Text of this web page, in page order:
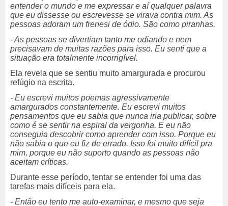
entender o mundo e me expressar e aí qualquer palavra
que eu dissesse ou escrevesse se virava contra mim. As
pessoas adoram um frenesi de ódio. São como piranhas.
- As pessoas se divertiam tanto me odiando e nem
precisavam de muitas razões para isso. Eu senti que a
situação era totalmente incorrigível.
Ela revela que se sentiu muito amargurada e procurou
refúgio na escrita.
- Eu escrevi muitos poemas agressivamente
amargurados constantemente. Eu escrevi muitos
pensamentos que eu sabia que nunca iria publicar, sobre
como é se sentir na espiral da vergonha. E eu não
conseguia descobrir como aprender com isso. Porque eu
não sabia o que eu fiz de errado. Isso foi muito difícil pra
mim, porque eu não suporto quando as pessoas não
aceitam críticas.
Durante esse período, tentar se entender foi uma das
tarefas mais difíceis para ela.
- Então eu tento me auto-examinar, e mesmo que seja